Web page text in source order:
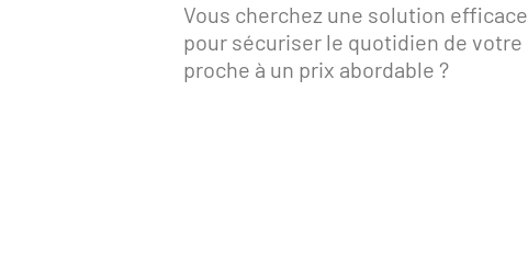
Vous cherchez une solution efficace
pour sécuriser le quotidien de votre
proche à un prix abordable ?